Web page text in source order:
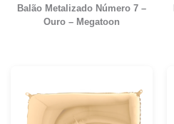
Balão Metalizado Número 7 –
Ouro – Megatoon